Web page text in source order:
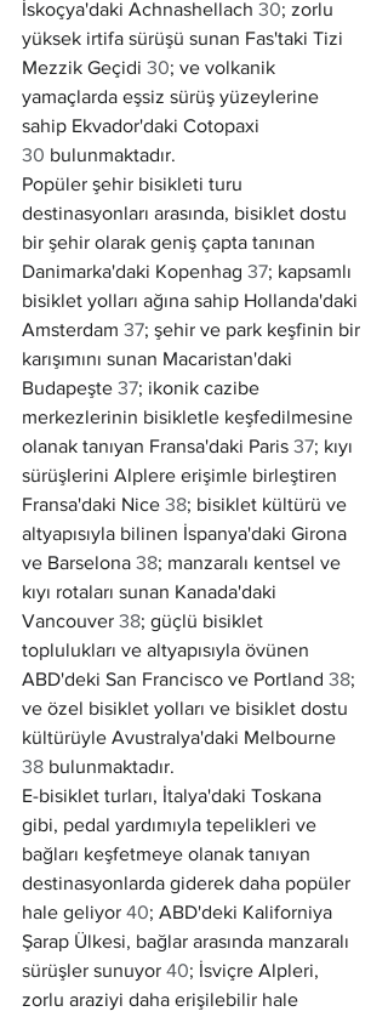
İskoçya'daki Achnashellach 30; zorlu
yüksek irtifa sürüşü sunan Fas'taki Tizi
Mezzik Geçidi 30; ve volkanik
yamaçlarda eşsiz sürüş yüzeylerine
sahip Ekvador'daki Cotopaxi
30 bulunmaktadır.
Popüler şehir bisikleti turu
destinasyonları arasında, bisiklet dostu
bir şehir olarak geniş çapta tanınan
Danimarka'daki Kopenhag 37; kapsamlı
bisiklet yolları ağına sahip Hollanda'daki
Amsterdam 37; şehir ve park keşfinin bir
karışımını sunan Macaristan'daki
Budapeşte 37; ikonik cazibe
merkezlerinin bisikletle keşfedilmesine
olanak tanıyan Fransa'daki Paris 37; kıyı
sürüşlerini Alplere erişimle birleştiren
Fransa'daki Nice 38; bisiklet kültürü ve
altyapısıyla bilinen İspanya'daki Girona
ve Barselona 38; manzaralı kentsel ve
kıyı rotaları sunan Kanada'daki
Vancouver 38; güçlü bisiklet
toplulukları ve altyapısıyla övünen
ABD'deki San Francisco ve Portland 38;
ve özel bisiklet yolları ve bisiklet dostu
kültürüyle Avustralya'daki Melbourne
38 bulunmaktadır.
E-bisiklet turları, İtalya'daki Toskana
gibi, pedal yardımıyla tepelikleri ve
bağları keşfetmeye olanak tanıyan
destinasyonlarda giderek daha popüler
hale geliyor 40; ABD'deki Kaliforniya
Şarap Ülkesi, bağlar arasında manzaralı
sürüşler sunuyor 40; İsviçre Alpleri,
zorlu araziyi daha erişilebilir hale